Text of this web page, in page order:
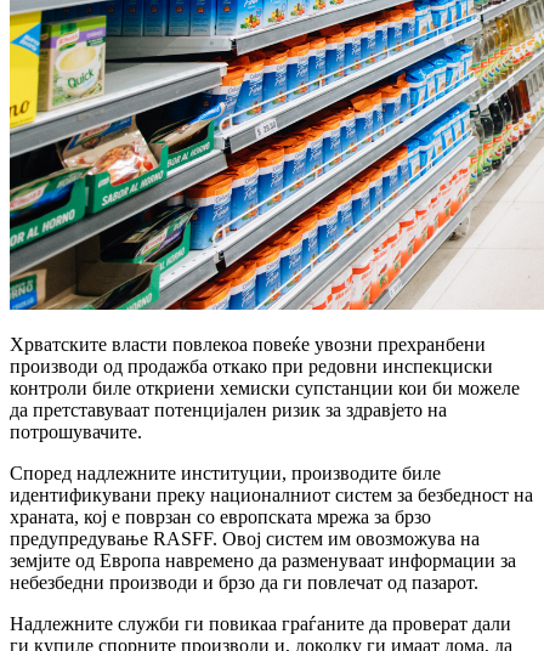
Хрватските власти повлекоа повеќе увозни прехранбени
производи од продажба откако при редовни инспекциски
контроли биле откриени хемиски супстанции кои би можеле
да претставуваат потенцијален ризик за здравјето на
потрошувачите.
Според надлежните институции, производите биле
идентификувани преку националниот систем за безбедност на
храната, кој е поврзан со европската мрежа за брзо
предупредување RASFF. Овој систем им овозможува на
земјите од Европа навремено да разменуваат информации за
небезбедни производи и брзо да ги повлечат од пазарот.
Надлежните служби ги повикаа граѓаните да проверат дали
ги купиле спорните производи и, доколку ги имаат дома, да